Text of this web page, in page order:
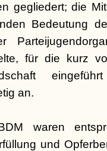
gegliedert; die
Bedeutung
für die kurz
an.
waren
und